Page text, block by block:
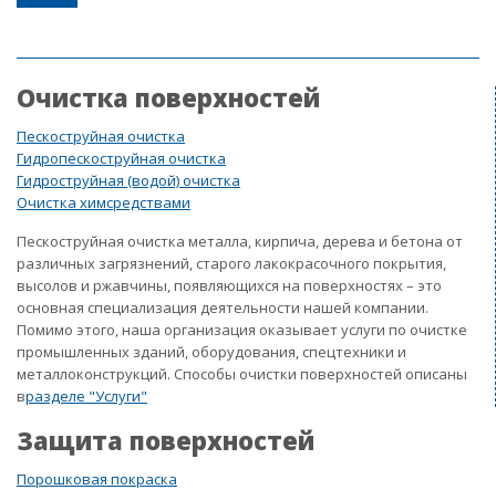
Очистка поверхностей
Пескоструйная очистка
Гидропескоструйная очистка
Гидроструйная (водой) очистка
Очистка химсредствами
Пескоструйная очистка металла, кирпича, дерева и бетона от
различных загрязнений, старого лакокрасочного покрытия,
высолов и ржавчины, появляющихся на поверхностях – это
основная специализация деятельности нашей компании.
Помимо этого, наша организация оказывает услуги по очистке
промышленных зданий, оборудования, спецтехники и
металлоконструкций. Способы очистки поверхностей описаны
вразделе "Услуги"
Защита поверхностей
Порошковая покраска